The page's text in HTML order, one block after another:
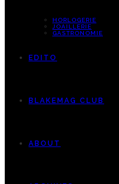
HORLOGERIE
JOAILLERIE
GASTRONOMIE
EDITO
BLAKEMAG CLUB
ABOUT